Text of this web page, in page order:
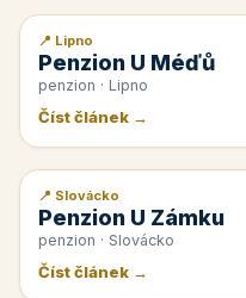
📰 PR článek
📍 Lipno
Penzion U Méďů
penzion · Lipno
Číst článek →
📰 PR článek
📍 Slovácko
Penzion U Zámku
penzion · Slovácko
Číst článek →